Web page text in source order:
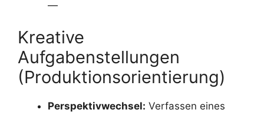
—
Kreative
Aufgabenstellungen
(Produktionsorientierung)
Perspektivwechsel: Verfassen eines